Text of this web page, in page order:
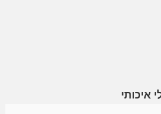
איכותי